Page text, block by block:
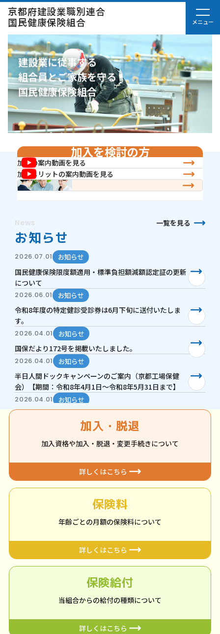
京都府建設業職別連合
国民健康保険組合
建設業に従事する
組合員とご家族を守る
国民健康保険組合
加入を検討の方
加入の案内動画を見る
加入メリットの案内動画を見る
加入条件を見る
お知らせ
一覧を見る
2026.07.01
お知らせ
国民健康保険限度額適用・標準負担額減額認定証の更新
について
2026.06.01
お知らせ
令和8年度の特定健診受診券は6月下旬に送付いたしま
す。
2026.04.01
お知らせ
国保だより172号を掲載いたしました。
2026.04.01
お知らせ
半日人間ドックキャンペーンのご案内（京都工場保健
会）【期間：令和8年4月1日～令和8年5月31日まで】
2026.04.01
お知らせ
お知らせ
2026.01.13 お知らせ
半日人間ドックキャンペーンのご案内（京都工場保健
会）【期間：令和8年3月31日まで】
現在お手元の保険証は令和7年12月2日に使用できなく
2025.07.30 お知らせ
ホームページをリニューアルしました。
加入・脱退
加入資格や加入・脱退・変更手続きについて
詳しくはこちら
保険料
年齢ごとの月額の保険料について
詳しくはこちら
保険給付
当組合からの給付の種類について
詳しくはこちら